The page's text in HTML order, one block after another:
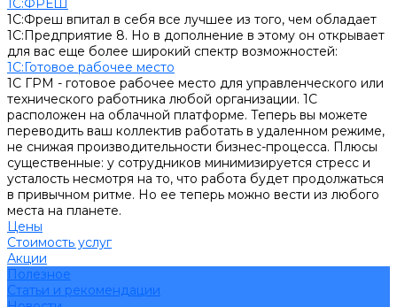
1С:ФРЕШ
1С:Фреш впитал в себя все лучшее из того, чем обладает
1С:Предприятие 8. Но в дополнение в этому он открывает
для вас еще более широкий спектр возможностей:
1C:Готовое рабочее место
1С ГРМ - готовое рабочее место для управленческого или
технического работника любой организации. 1С
расположен на облачной платформе. Теперь вы можете
переводить ваш коллектив работать в удаленном режиме,
не снижая производительности бизнес-процесса. Плюсы
существенные: у сотрудников минимизируется стресс и
усталость несмотря на то, что работа будет продолжаться
в привычном ритме. Но ее теперь можно вести из любого
места на планете.
Цены
Стоимость услуг
Акции
Полезное
Cтатьи и рекомендации